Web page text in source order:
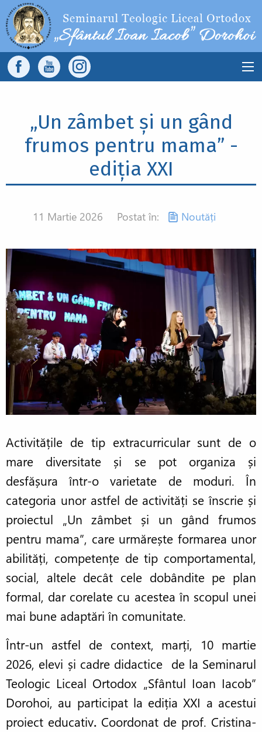
Sari la conținutul principal
Main
„Un zâmbet și un gând
frumos pentru mama” -
ediția XXI
11 Martie 2026 Postat în: Noutăți
Activitățile de tip extracurricular sunt de o
mare diversitate și se pot organiza și
desfășura într-o varietate de moduri. În
categoria unor astfel de activități se înscrie și
proiectul „Un zâmbet și un gând frumos
pentru mama”, care urmărește formarea unor
abilități, competențe de tip comportamental,
social, altele decât cele dobândite pe plan
formal, dar corelate cu acestea în scopul unei
mai bune adaptări în comunitate.
Într-un astfel de context, marți, 10 martie
2026, elevi și cadre didactice de la Seminarul
Teologic Liceal Ortodox „Sfântul Ioan Iacob”
Dorohoi, au participat la ediția XXI a acestui
proiect educativ. Coordonat de prof. Cristina-